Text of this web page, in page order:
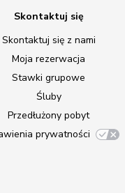
Skontaktuj się
Skontaktuj się z nami
Moja rezerwacja
Stawki grupowe
Śluby
Przedłużony pobyt
prywatności